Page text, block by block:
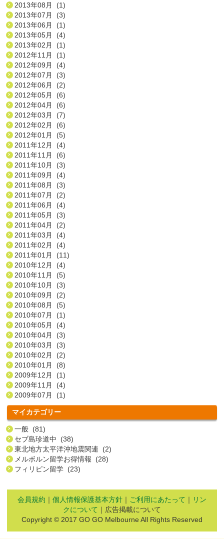
2013年08月 (1)
2013年07月 (3)
2013年06月 (1)
2013年05月 (4)
2013年02月 (1)
2012年11月 (1)
2012年09月 (4)
2012年07月 (3)
2012年06月 (2)
2012年05月 (6)
2012年04月 (6)
2012年03月 (7)
2012年02月 (6)
2012年01月 (5)
2011年12月 (4)
2011年11月 (6)
2011年10月 (3)
2011年09月 (4)
2011年08月 (3)
2011年07月 (2)
2011年06月 (4)
2011年05月 (3)
2011年04月 (2)
2011年03月 (4)
2011年02月 (4)
2011年01月 (11)
2010年12月 (4)
2010年11月 (5)
2010年10月 (3)
2010年09月 (2)
2010年08月 (5)
2010年07月 (1)
2010年05月 (4)
2010年04月 (3)
2010年03月 (3)
2010年02月 (2)
2010年01月 (8)
2009年12月 (1)
2009年11月 (4)
2009年07月 (1)
マイカテゴリー
一般 (81)
セブ島珍道中 (38)
東北地方太平洋沖地震関連 (2)
メルボルン留学お得情報 (28)
フィリピン留学 (23)
会員規約 ｜ 個人情報保護基本方針 ｜ ご利用にあたって ｜ リン
クについて ｜広告掲載について
Copyright © 2017 GO GO Melbourne All Rights Reserved